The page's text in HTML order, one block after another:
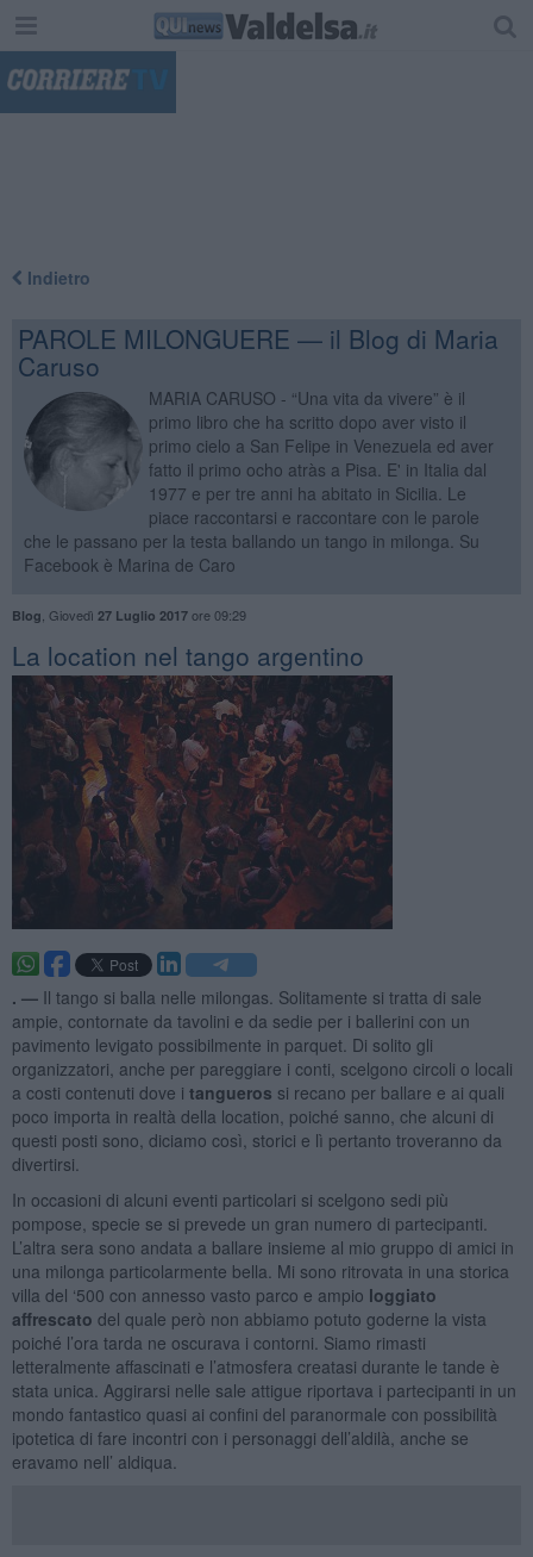
Indietro
PAROLE MILONGUERE — il Blog di Maria
Caruso
MARIA CARUSO - “Una vita da vivere” è il
primo libro che ha scritto dopo aver visto il
primo cielo a San Felipe in Venezuela ed aver
fatto il primo ocho atràs a Pisa. E' in Italia dal
1977 e per tre anni ha abitato in Sicilia. Le
piace raccontarsi e raccontare con le parole
che le passano per la testa ballando un tango in milonga. Su
Facebook è Marina de Caro
Blog Giovedì 27 Luglio 2017ore 09:29
La location nel tango argentino
. — Il tango si balla nelle milongas. Solitamente si tratta di sale
ampie, contornate da tavolini e da sedie per i ballerini con un
pavimento levigato possibilmente in parquet. Di solito gli
organizzatori, anche per pareggiare i conti, scelgono circoli o locali
a costi contenuti dove i tangueros si recano per ballare e ai quali
poco importa in realtà della location, poiché sanno, che alcuni di
questi posti sono, diciamo così, storici e lì pertanto troveranno da
divertirsi.
In occasioni di alcuni eventi particolari si scelgono sedi più
pompose, specie se si prevede un gran numero di partecipanti.
L’altra sera sono andata a ballare insieme al mio gruppo di amici in
una milonga particolarmente bella. Mi sono ritrovata in una storica
villa del ‘500 con annesso vasto parco e ampio loggiato
affrescato del quale però non abbiamo potuto goderne la vista
poiché l’ora tarda ne oscurava i contorni. Siamo rimasti
letteralmente affascinati e l’atmosfera creatasi durante le tande è
stata unica. Aggirarsi nelle sale attigue riportava i partecipanti in un
mondo fantastico quasi ai confini del paranormale con possibilità
ipotetica di fare incontri con i personaggi dell’aldilà, anche se
eravamo nell’ aldiqua.